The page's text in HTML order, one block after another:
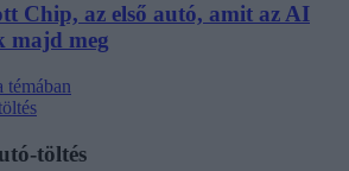
Chip, az első autó, amit az AI
majd meg
töltés